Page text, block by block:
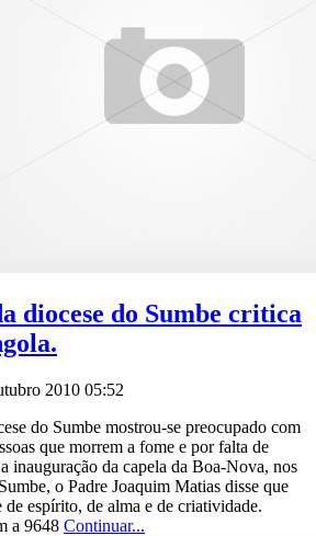
diocese do Sumbe critica
2010 05:52
do Sumbe mostrou-se preocupado com
que morrem a fome e por falta de
inauguração da capela da Boa-Nova, nos
o Padre Joaquim Matias disse que
espírito, de alma e de criatividade.
a 9648 Continuar...